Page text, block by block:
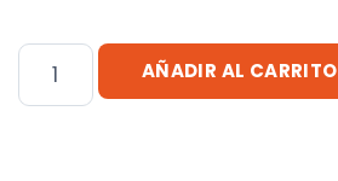
Funda
Genérica
AÑADIR AL CARRITO